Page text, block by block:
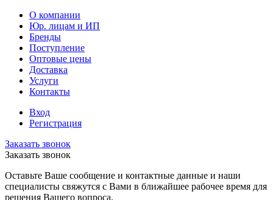
О компании
Юр. лицам и ИП
Бренды
Поступление
Оптовые цены
Доставка
Услуги
Контакты
Вход
Регистрация
Заказать звонок
Заказать звонок
Оставьте Ваше сообщение и контактные данные и наши
специалисты свяжутся с Вами в ближайшее рабочее время для
решения Вашего вопроса.